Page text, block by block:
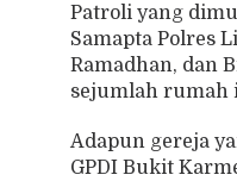
d
a
h
d
g
a
Patroli yang
Samapta Polres
Ramadhan, dan
sejumlah rumah
Adapun gereja
GPDI Bukit